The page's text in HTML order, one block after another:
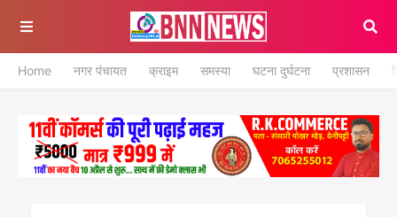
Home नगर पंचायत क्राइम समस्या घटना दुर्घटना प्रशासन